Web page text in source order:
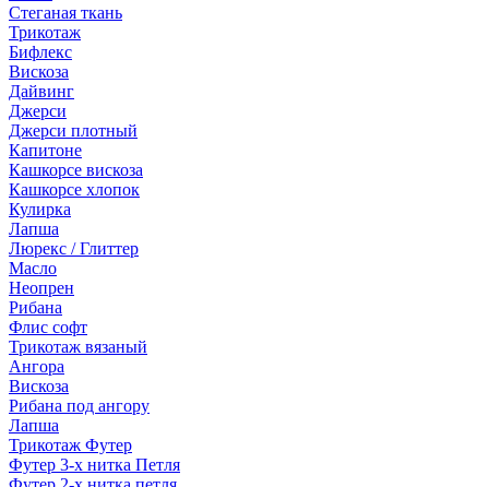
Стеганая ткань
Трикотаж
Бифлекс
Вискоза
Дайвинг
Джерси
Джерси плотный
Капитоне
Кашкорсе вискоза
Кашкорсе хлопок
Кулирка
Лапша
Люрекс / Глиттер
Масло
Неопрен
Рибана
Флис софт
Трикотаж вязаный
Ангора
Вискоза
Рибана под ангору
Лапша
Трикотаж Футер
Футер 3-х нитка Петля